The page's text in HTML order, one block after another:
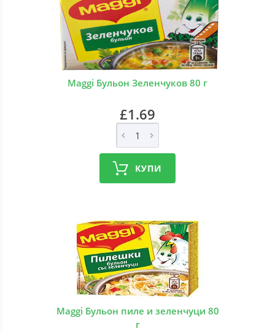
Maggi Бульон Зеленчуков 80 г
£1.69
КУПИ
Maggi Бульон пиле и зеленчуци 80
г